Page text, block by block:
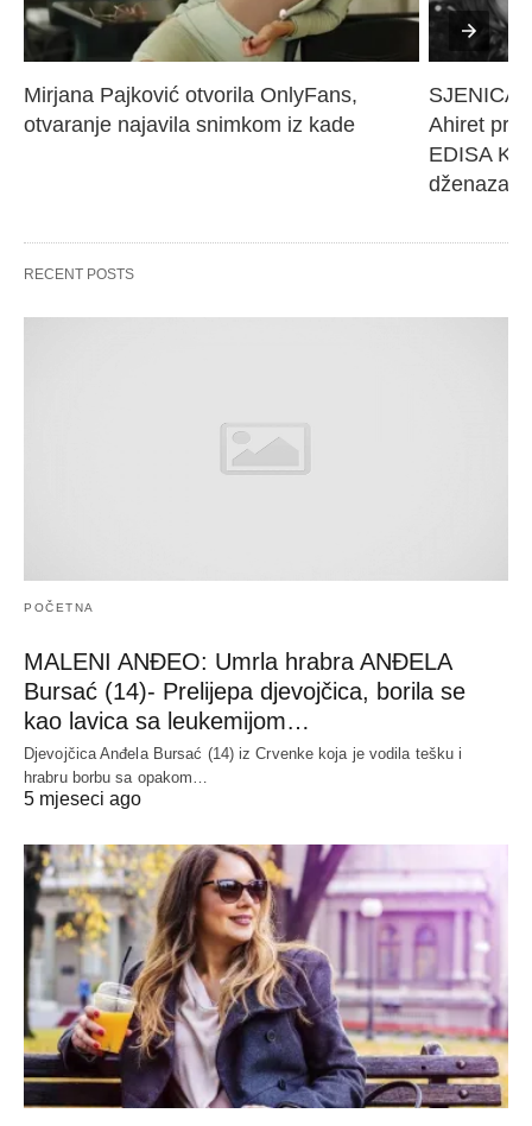
Mirjana Pajković otvorila OnlyFans,
otvaranje najavila snimkom iz kade
SJENICA
Ahiret
EDISA
dženaza
RECENT POSTS
POČETNA
MALENI ANĐEO: Umrla hrabra ANĐELA
Bursać (14)- Prelijepa djevojčica, borila se
kao lavica sa leukemijom…
Djevojčica Anđela Bursać (14) iz Crvenke koja je vodila tešku i
hrabru borbu sa opakom…
5 mjeseci ago